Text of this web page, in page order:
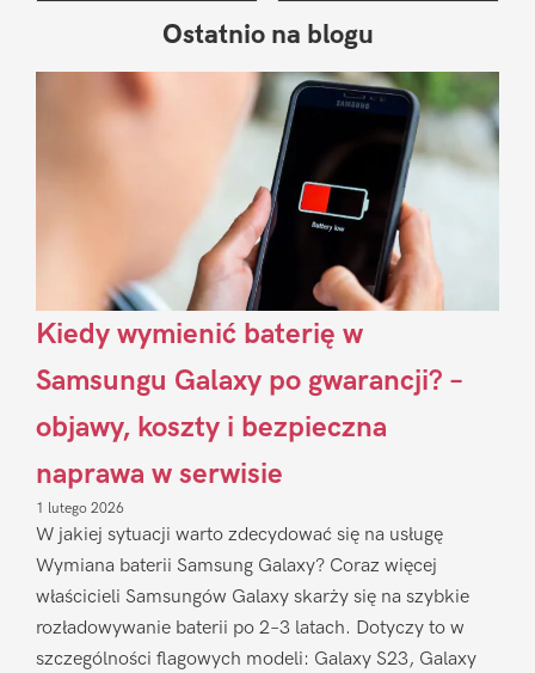
Sidebar
Ostatnio na blogu
Kiedy wymienić baterię w
Samsungu Galaxy po gwarancji? –
objawy, koszty i bezpieczna
naprawa w serwisie
1 lutego 2026
W jakiej sytuacji warto zdecydować się na usługę
Wymiana baterii Samsung Galaxy? Coraz więcej
właścicieli Samsungów Galaxy skarży się na szybkie
rozładowywanie baterii po 2–3 latach. Dotyczy to w
szczególności flagowych modeli: Galaxy S23, Galaxy